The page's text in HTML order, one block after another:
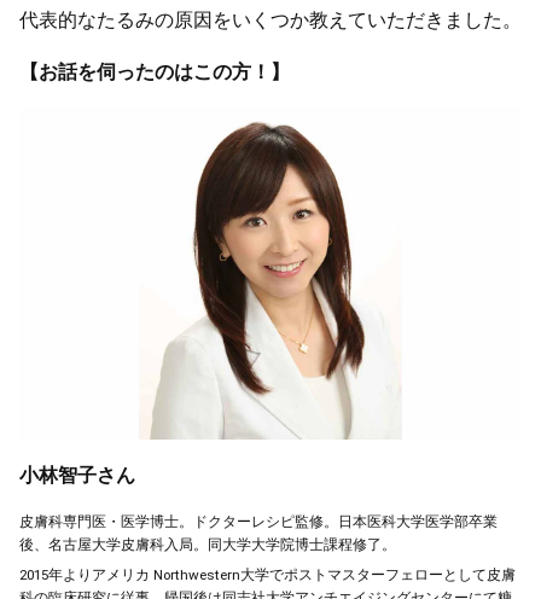
代表的なたるみの原因をいくつか教えていただきました。
【お話を伺ったのはこの方！】
小林智子さん
皮膚科専門医・医学博士。ドクターレシピ監修。日本医科大学医学部卒業
後、名古屋大学皮膚科入局。同大学大学院博士課程修了。
2015年よりアメリカ Northwestern大学でポストマスターフェローとして皮膚